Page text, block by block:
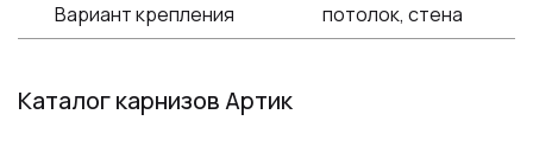
Вариант крепления потолок, стена
Каталог карнизов Артик